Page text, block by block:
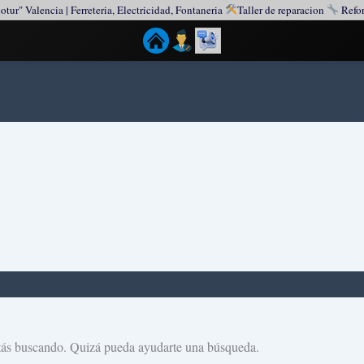
Valencia | Ferreteria, Electricidad, Fontaneria Taller de reparacion
buscando. Quizá pueda ayudarte una búsqueda.